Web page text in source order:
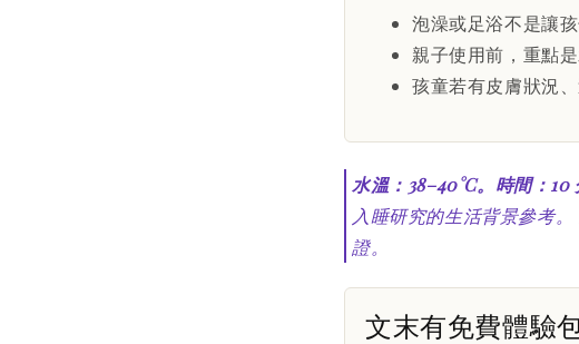
泡澡或足浴不是讓
親子使用前，重點
孩童若有皮膚狀況
水溫：38–40°C。時間：10
入睡研究的生活背景參考
證。
文末有免費體驗